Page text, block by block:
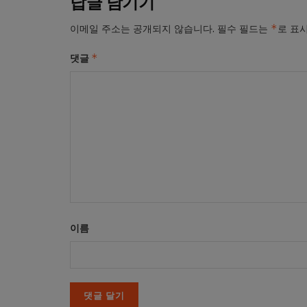
이메일 주소는 공개되지 않습니다. 필수 필드는 *로 표
댓글 *
이름